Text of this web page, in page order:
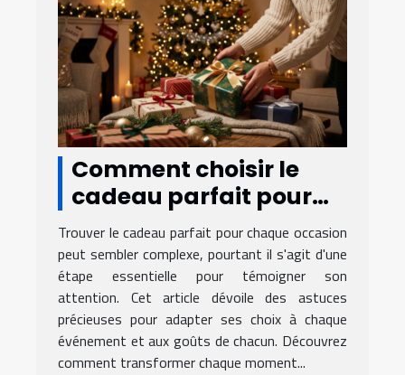
Comment choisir le
cadeau parfait pour
chaque occasion ?
Trouver le cadeau parfait pour chaque occasion
peut sembler complexe, pourtant il s'agit d'une
étape essentielle pour témoigner son
attention. Cet article dévoile des astuces
précieuses pour adapter ses choix à chaque
événement et aux goûts de chacun. Découvrez
comment transformer chaque moment...